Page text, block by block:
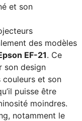
et son
des modèles
EF-21. Ce
son design
couleurs et son
puisse être
moindres.
notamment le